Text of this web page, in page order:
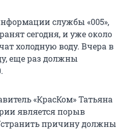
службы «005»,
сегодня, и уже около
холодную воду. Вчера в
еще раз должны
«КрасКом» Татьяна
является порыв
причину должны